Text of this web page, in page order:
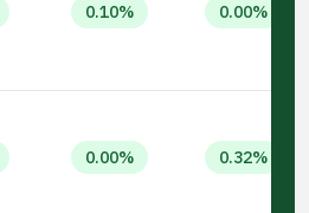
0.10% 0.00%
0.00% 0.32%